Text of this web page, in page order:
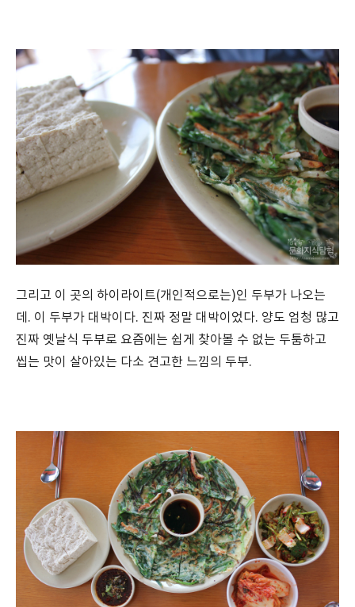
그리고 이 곳의 하이라이트(개인적으로는)인 두부가 나오는
데. 이 두부가 대박이다. 진짜 정말 대박이었다. 양도 엄청 많고
진짜 옛날식 두부로 요즘에는 쉽게 찾아볼 수 없는 두툼하고
씹는 맛이 살아있는 다소 견고한 느낌의 두부.